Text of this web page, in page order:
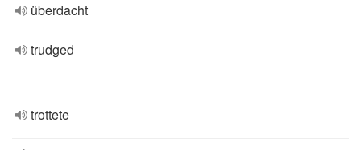
überdacht
trudged
trottete